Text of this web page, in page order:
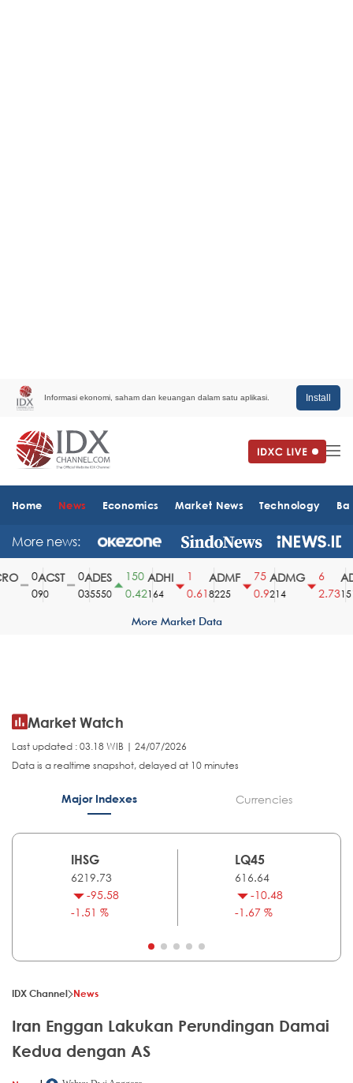
Informasi ekonomi, saham dan keuangan dalam satu aplikasi. Install
Home News Economics Market News Technology
More news:
ACST
90
ADES
35550
150
0.42
ADHI
164
0.61
ADMF
8225
75
0.9
ADMG
214
2.731510
More Market Data
Market Watch
Last updated : 03.18 WIB | 24/07/2026
Data is a realtime snapshot, delayed at 10 minutes
Major Indexes Currencies
IHSG
6219.73
-95.58
-1.51 %
LQ45
616.64
-10.48
-1.67 %
IDX Channel News
Iran Enggan Lakukan Perundingan Damai
Kedua dengan AS